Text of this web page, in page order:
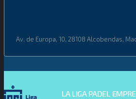
Av. de Europa, 10, 28108 Alcobendas,
LA LIGA PADEL